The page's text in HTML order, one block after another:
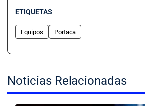
ETIQUETAS
Equipos Portada
Noticias Relacionadas